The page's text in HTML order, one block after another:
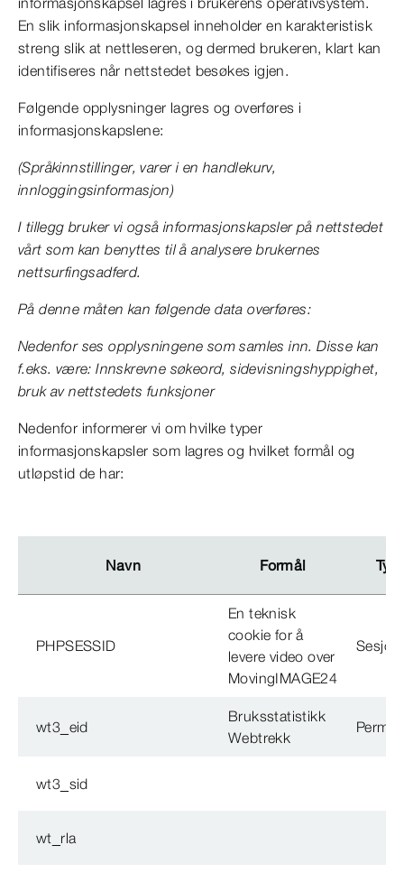
En slik informasjonskapsel inneholder en karakteristisk
streng slik at nettleseren, og dermed brukeren, klart kan
identifiseres når nettstedet besøkes igjen.
Følgende opplysninger lagres og overføres i
informasjonskapslene:
(Språkinnstillinger, varer i en handlekurv,
innloggingsinformasjon)
I tillegg bruker vi også informasjonskapsler på nettstedet
vårt som kan benyttes til å analysere brukernes
nettsurfingsadferd.
På denne måten kan følgende data overføres:
Nedenfor ses opplysningene som samles inn. Disse kan
f.eks. være: Innskrevne søkeord, sidevisningshyppighet,
bruk av nettstedets funksjoner
Nedenfor informerer vi om hvilke typer
informasjonskapsler som lagres og hvilket formål og
utløpstid de har:
Navn Formål
PHPSESSID
En teknisk
cookie for å
levere video over
MovingIMAGE24
Sesjon
wt3_eid
Bruksstatistikk
Webtrekk
wt3_sid
wt_rla